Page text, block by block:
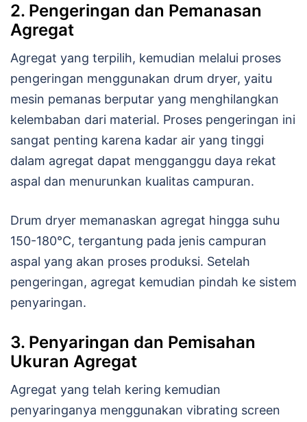
2. Pengeringan dan Pemanasan
Agregat
Agregat yang terpilih, kemudian melalui proses
pengeringan menggunakan drum dryer, yaitu
mesin pemanas berputar yang menghilangkan
kelembaban dari material. Proses pengeringan ini
sangat penting karena kadar air yang tinggi
dalam agregat dapat mengganggu daya rekat
aspal dan menurunkan kualitas campuran.
Drum dryer memanaskan agregat hingga suhu
150-180°C, tergantung pada jenis campuran
aspal yang akan proses produksi. Setelah
pengeringan, agregat kemudian pindah ke sistem
penyaringan.
3. Penyaringan dan Pemisahan
Ukuran Agregat
Agregat yang telah kering kemudian
penyaringanya menggunakan vibrating screen